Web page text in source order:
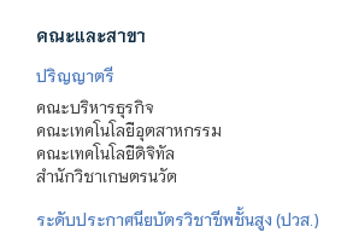
คณะและสาขา
ปริญญาตรี
คณะบริหารธุรกิจ
คณะเทคโนโลยีอุตสาหกรรม
คณะเทคโนโลยีดิจิทัล
สำนักวิชาเกษตรนวัต
ระดับประกาศนียบัตรวิชาชีพชั้นสูง (ปวส.)